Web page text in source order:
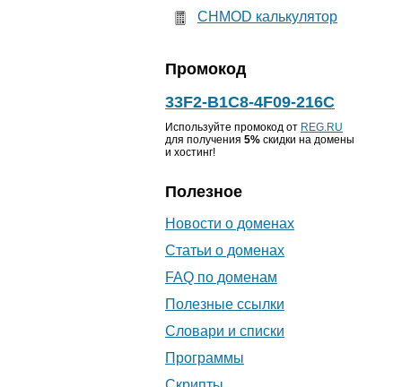
CHMOD калькулятор
Промокод
33F2-B1C8-4F09-216C
Используйте промокод от REG.RU
для получения 5% скидки на домены
и хостинг!
Полезное
Новости о доменах
Статьи о доменах
FAQ по доменам
Полезные ссылки
Словари и списки
Программы